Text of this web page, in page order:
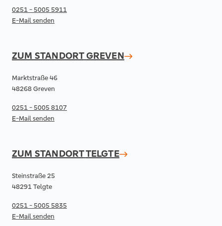
0251 - 5005 5911
E-Mail senden
ZUM STANDORTGREVEN
Marktstraße 46
48268 Greven
0251 - 5005 8107
E-Mail senden
ZUM STANDORTTELGTE
Steinstraße 25
48291 Telgte
0251 - 5005 5835
E-Mail senden